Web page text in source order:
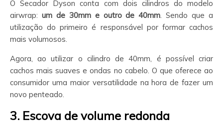
O Secador Dyson conta com dois cilindros do modelo
airwrap: um de 30mm e outro de 40mm . Sendo que a
utilização do primeiro é responsável por formar cachos
mais volumosos.
Agora, ao utilizar o cilindro de 40mm, é possível criar
cachos mais suaves e ondas no cabelo. O que oferece ao
consumidor uma maior versatilidade na hora de fazer um
novo penteado.
3. Escova de volume redonda